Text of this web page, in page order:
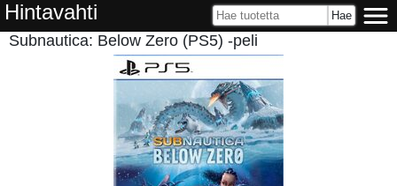
Hintavahti
Subnautica: Below Zero (PS5) -peli